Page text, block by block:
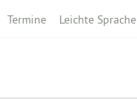
Termine Leichte Sprache